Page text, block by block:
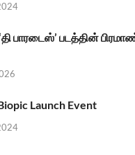
பாரடைஸ்’ படத்தின்
Launch Event